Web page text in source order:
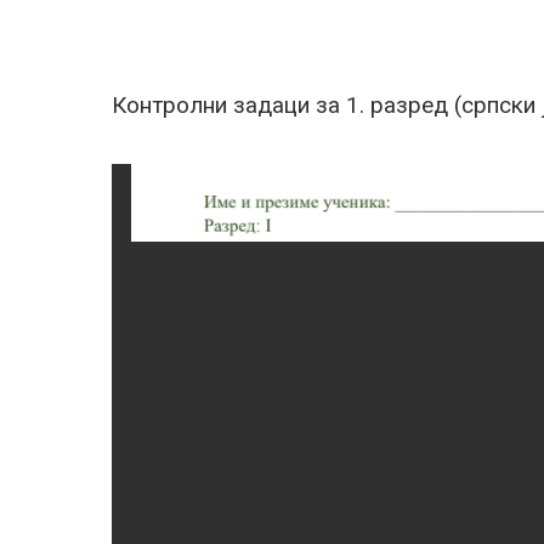
Контролни задаци за 1. разред (српски